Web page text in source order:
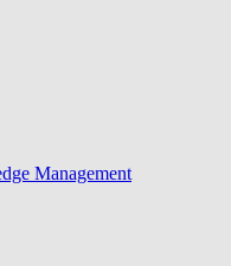
Management